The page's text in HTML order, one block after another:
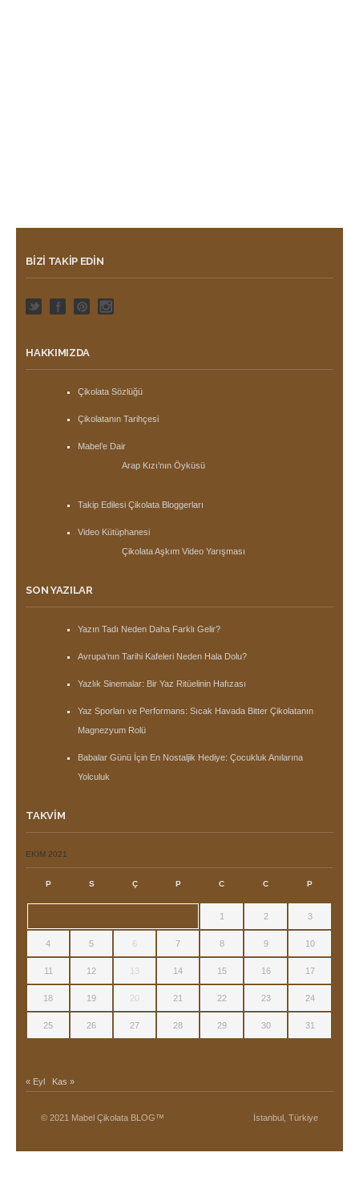
BIZI TAKIP EDIN
HAKKIMIZDA
Çikolata Sözlüğü
Çikolatanın Tarihçesi
Mabel’e Dair
Arap Kızı’nın Öyküsü
Takip Edilesi Çikolata Bloggerları
Video Kütüphanesi
Çikolata Aşkım Video Yarışması
SON YAZILAR
Yazın Tadı Neden Daha Farklı Gelir?
Avrupa’nın Tarihi Kafeleri Neden Hala Dolu?
Yazlık Sinemalar: Bir Yaz Ritüelinin Hafızası
Yaz Sporları ve Performans: Sıcak Havada Bitter Çikolatanın
Magnezyum Rolü
Babalar Günü İçin En Nostaljik Hediye: Çocukluk Anılarına
Yolculuk
TAKVIM
EKIM 2021
P S Ç P C C P
1 2 3
4 5 6 7 8 9 10
11 12 13 14 15 16 17
18 19 20 21 22 23 24
25 26 27 28 29 30 31
« Eyl Kas »
© 2021 Mabel Çikolata BLOG™ İstanbul, Türkiye